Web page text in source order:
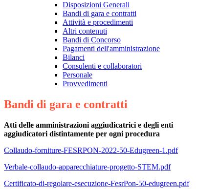
Disposizioni Generali
Bandi di gara e contratti
Attività e procedimenti
Altri contenuti
Bandi di Concorso
Pagamenti dell'amministrazione
Bilanci
Consulenti e collaboratori
Personale
Provvedimenti
Bandi di gara e contratti
Atti delle amministrazioni aggiudicatrici e degli enti
aggiudicatori distintamente per ogni procedura
Collaudo-forniture-FESRPON-2022-50-Edugreen-1.pdf
Verbale-collaudo-apparecchiature-progetto-STEM.pdf
Certificato-di-regolare-esecuzione-FesrPon-50-edugreen.pdf